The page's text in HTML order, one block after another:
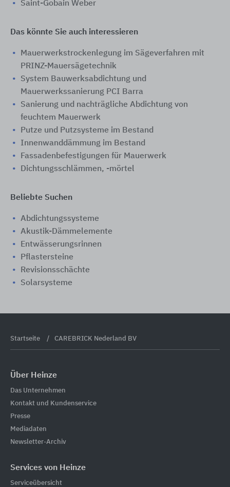
Saint-Gobain Weber
Das könnte Sie auch interessieren
Mauerwerkstrockenlegung im Sägeverfahren mit
PRINZ-Mauersägetechnik
System Bauwerksabdichtung und
Mauerwerkssanierung PCI Barra
Sanierung und nachträgliche Abdichtung von
feuchtem Mauerwerk
Putze und Putzsysteme im Bestand
Innenwanddämmung im Bestand
Fassadenbefestigungen für Mauerwerk
Dichtungsschlämmen, -mörtel
Beliebte Suchen
Abdichtungssysteme
Akustik-Dämmelemente
Entwässerungsrinnen
Pflastersteine
Revisionsschächte
Solarsysteme
Startseite CAREBRICK Nederland BV
Über Heinze
Das Unternehmen
Kontakt und Kundenservice
Presse
Mediadaten
Newsletter-Archiv
Services von Heinze
Serviceübersicht